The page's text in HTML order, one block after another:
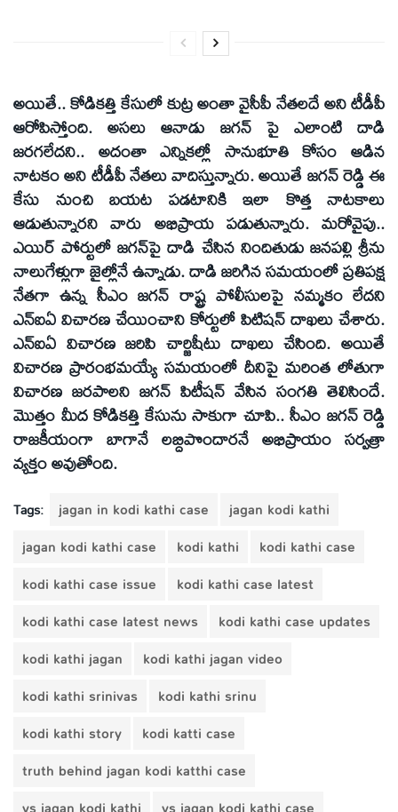
అయితే.. కోడికత్తి కేసులో కుట్ర అంతా వైసీపీ నేతలదే అని టీడీపీ
ఆరోపిస్తోంది. అసలు ఆనాడు జగన్ పై ఎలాంటి దాడి
జరగలేదని.. అదంతా ఎన్నికల్లో సానుభూతి కోసం ఆడిన
నాటకం అని టీడీపీ నేతలు వాదిస్తున్నారు. అయితే జగన్ రెడ్డి ఈ
కేసు నుంచి బయట పడటానికి ఇలా కొత్త నాటకాలు
ఆడుతున్నారని వారు అభిప్రాయ పడుతున్నారు. మరోవైపు..
ఎయిర్ పోర్టులో జగన్‌పై దాడి చేసిన నిందితుడు జనపల్లి శ్రీను
నాలుగేళ్లుగా జైల్లోనే ఉన్నాడు. దాడి జరిగిన సమయంలో ప్రతిపక్ష
నేతగా ఉన్న సీఎం జగన్ రాష్ట్ర పోలీసులపై నమ్మకం లేదని
ఎన్ఐఏ విచారణ చేయించాని కోర్టులో పిటిషన్ దాఖలు చేశారు.
ఎన్ఐఏ విచారణ జరిపి చార్జిషీటు దాఖలు చేసింది. అయితే
విచారణ ప్రారంభమయ్యే సమయంలో దీనిపై మరింత లోతుగా
విచారణ జరపాలని జగన్ పిటీషన్ వేసిన సంగతి తెలిసిందే.
మొత్తం మీద కోడికత్తి కేసును సాకుగా చూపి.. సీఎం జగన్ రెడ్డి
రాజకీయంగా బాగానే లబ్దిపొందారనే అభిప్రాయం సర్వత్రా
వ్యక్తం అవుతోంది.
Tags: jagan in kodi kathi case
jagan kodi kathi
jagan kodi kathi case
kodi kathi
kodi kathi case
kodi kathi case issue
kodi kathi case latest
kodi kathi case latest news
kodi kathi case updates
kodi kathi jagan
kodi kathi jagan video
kodi kathi srinivas
kodi kathi srinu
kodi kathi story
kodi katti case
truth behind jagan kodi katthi case